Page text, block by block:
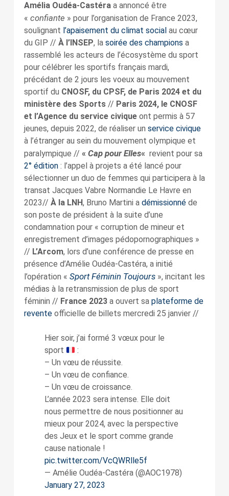
Amélia Oudéa-Castéraa annoncé être
« confiante » pour l’organisation de France 2023,
soulignant l’apaisement du climat socialau cœur
du GIP // À l’INSEP, la soirée des champions a
rassemblé les acteurs de l’écosystème du sport
pour célébrer les sportifs français mardi,
précédant de 2 jours les voeux au mouvement
sportif du CNOSF, du CPSF, de Paris 2024 et du
ministère des Sports // Paris 2024, le CNOSF
et l’Agence du service civiqueont permis à 57
jeunes, depuis 2022, de réaliser un service civique
à l’étranger au sein du mouvement olympique et
paralympique // « Cap pour Elles« revient pour sa
2° édition: l’appel à projets a été lancé pour
sélectionner un duo de femmes qui participera à la
transat Jacques Vabre Normandie Le Havre en
2023// À la LNH, Bruno Martini a démissionnéde
son poste de président à la suite d’une
condamnation pour « corruption de mineur et
enregistrement d’images pédopornographiques »
// L’Arcom, lors d’une conférence de presse en
présence d’Amélie Oudéa-Castéra, a initié
l’opération « Sport Féminin Toujours », incitant les
médias à la retransmission de plus de sport
féminin // France 2023a ouvert sa plateforme de
reventeofficielle de billets mercredi 25 janvier //
Hier soir, j’ai formé 3 vœux pour le
sport
:
– Un vœu de réussite.
– Un vœu de confiance.
– Un vœu de croissance.
L’année 2023 sera intense. Elle doit
nous permettre de nous positionner au
mieux pour 2024, avec la perspective
des Jeux et le sport comme grande
cause nationale !
pic.twitter.com/VcQWRlle5f
— Amélie Oudéa-Castéra (@AOC1978)
January 27, 2023